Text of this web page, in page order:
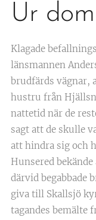
Ur
Klagade
länsmannen
brudfärds vägnar,
hustru från
nattetid när de
sagt att de skulle
att hindra sig och
Hunsered
därvid begabbade
giva till Skallsjö
tagandes bemälte